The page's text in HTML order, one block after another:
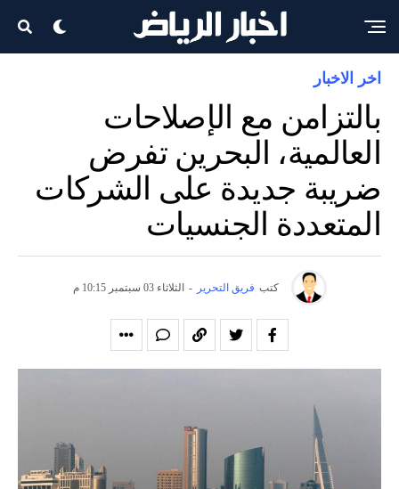
اخر الاخبار
بالتزامن مع الإصلاحات
العالمية، البحرين تفرض
ضريبة جديدة على الشركات
المتعددة الجنسيات
كتب فريق التحرير - الثلاثاء 03 سبتمبر 10:15 م